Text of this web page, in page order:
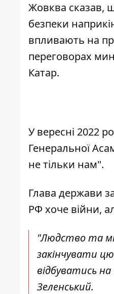
Жовква сказав,
безпеки
впливають на
переговорах
Катар.
У вересні 2022
Генеральної
не тільки нам".
Глава держави
РФ хоче війни,
"Людство та
закінчувати
відбуватись на
Зеленський.